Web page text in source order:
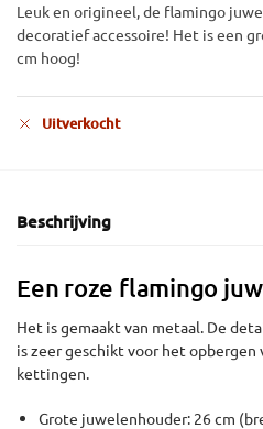
Leuk en origineel, de flamingo
decoratief accessoire! Het is een
cm hoog!
Uitverkocht
Beschrijving
Een roze flamingo
Het is gemaakt van metaal. De
is zeer geschikt voor het opbergen
kettingen.
Grote juwelenhouder: 26 cm